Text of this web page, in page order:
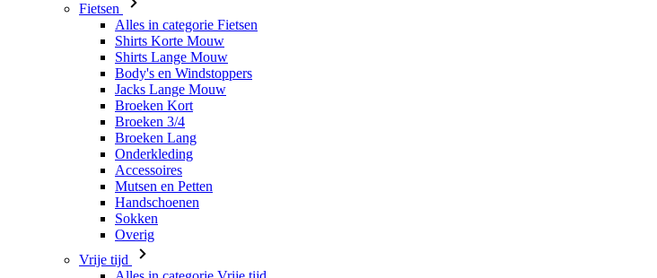
Fietsen
Alles in categorie Fietsen
Shirts Korte Mouw
Shirts Lange Mouw
Body's en Windstoppers
Jacks Lange Mouw
Broeken Kort
Broeken 3/4
Broeken Lang
Onderkleding
Accessoires
Mutsen en Petten
Handschoenen
Sokken
Overig
Vrije tijd